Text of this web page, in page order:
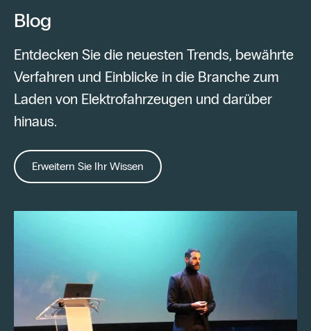
Blog
Entdecken Sie die neuesten Trends, bewährte
Verfahren und Einblicke in die Branche zum
Laden von Elektrofahrzeugen und darüber
hinaus.
Erweitern Sie Ihr Wissen